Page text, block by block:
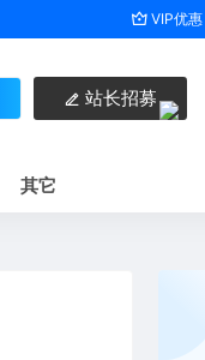
VIP优惠
站长招募
其它